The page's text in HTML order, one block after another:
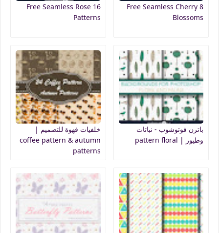
8 Free Seamless Cherry
Blossoms
16 Free Seamless Rose
Patterns
باترن فوتوشوب - نباتات
وطيور | pattern floral
خلفيات قهوة للتصميم |
coffee pattern & autumn
patterns